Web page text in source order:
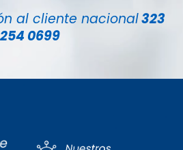
al cliente nacional323
254 0699